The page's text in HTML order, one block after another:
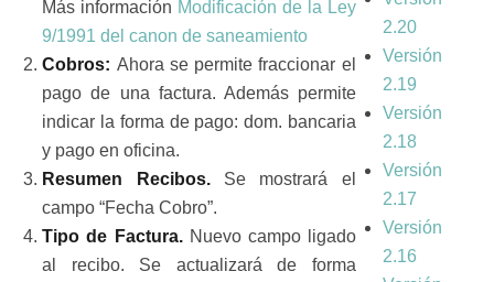
Más información Modificación de la Ley
9/1991 del canon de saneamiento
Cobros: Ahora se permite fraccionar el
pago de una factura. Además permite
indicar la forma de pago: dom. bancaria
y pago en oficina.
Resumen Recibos. Se mostrará el
campo “Fecha Cobro”.
Tipo de Factura. Nuevo campo ligado
al recibo. Se actualizará de forma
2.20
Versión
2.19
Versión
2.18
Versión
2.17
Versión
2.16